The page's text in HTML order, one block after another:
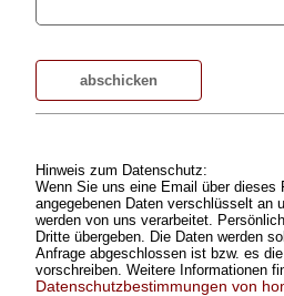
Hinweis zum Datenschutz:
Wenn Sie uns eine Email über dieses
angegebenen Daten verschlüsselt an
werden von uns verarbeitet.
Dritte übergeben. Die Daten werden
Anfrage abgeschlossen ist bzw. es
vorschreiben. Weitere Informationen
Datenschutzbestimmungen von